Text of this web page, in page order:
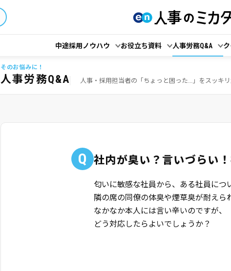
中途採用ノウハウ お役立ち資料 人事労務Q&A ク
そのお悩みに！
人事労務Q&A 人事・採用担当者の「ちょっと困った...」をスッキリ
Q 社内が臭い？言いづらい
匂いに敏感な社員から、ある社員につ
隣の席の同僚の体臭や煙草臭が耐えら
なかなか本人には言い辛いのですが、
どう対応したらよいでしょうか？